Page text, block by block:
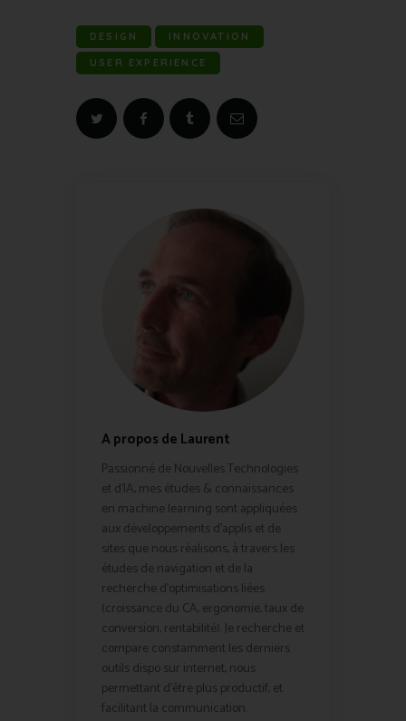
DESIGN INNOVATION
USER EXPERIENCE
A propos de Laurent
Passionné de Nouvelles Technologies
et d'IA, mes études & connaissances
en machine learning sont appliquées
aux développements d'applis et de
sites que nous réalisons, à travers les
études de navigation et de la
recherche d'optimisations liées
(croissance du CA, ergonomie, taux de
conversion, rentabilité). Je recherche et
compare constamment les derniers
outils dispo sur internet, nous
permettant d'être plus productif, et
facilitant la communication.